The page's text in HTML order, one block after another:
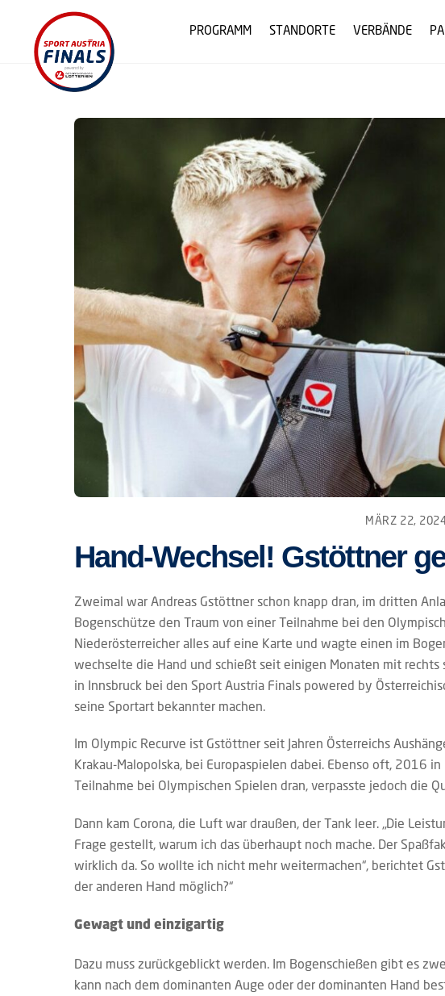
content
PROGRAMM STANDORTE VERBÄNDE
MÄRZ 22,
Hand-Wechsel! Gstöttner
Zweimal war Andreas Gstöttner schon knapp dran, im dritten
Bogenschütze den Traum von einer Teilnahme bei den
Niederösterreicher alles auf eine Karte und wagte einen im
wechselte die Hand und schießt seit einigen Monaten mit
in Innsbruck bei den Sport Austria Finals powered by
seine Sportart bekannter machen.
Im Olympic Recurve ist Gstöttner seit Jahren Österreichs
Krakau-Malopolska, bei Europaspielen dabei. Ebenso oft, 2016
Teilnahme bei Olympischen Spielen dran, verpasste jedoch die
Dann kam Corona, die Luft war draußen, der Tank leer. „Die
Frage gestellt, warum ich das überhaupt noch mache. Der
wirklich da. So wollte ich nicht mehr weitermachen“, berichtet
der anderen Hand möglich?“
Gewagt und einzigartig
Dazu muss zurückgeblickt werden. Im Bogenschießen gibt es
kann nach dem dominanten Auge oder der dominanten Hand